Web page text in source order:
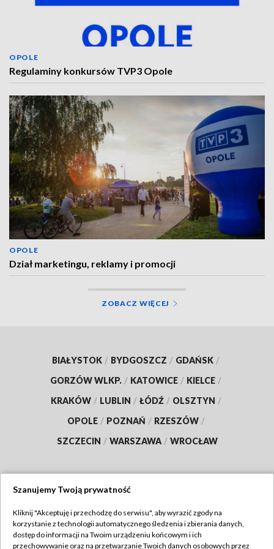
OPOLE
Regulaminy konkursów TVP3 Opole
OPOLE
Dział marketingu, reklamy i promocji
ZOBACZ WIĘCEJ
BIAŁYSTOK / BYDGOSZCZ / GDAŃSK /
GORZÓW WLKP. / KATOWICE / KIELCE /
KRAKÓW / LUBLIN / ŁÓDŹ / OLSZTYN /
OPOLE / POZNAŃ / RZESZÓW /
SZCZECIN / WARSZAWA / WROCŁAW
TVP
Abonament TVP
Szanujemy Twoją prywatność
Kliknij "Akceptuję i przechodzę do serwisu", aby wyrazić zgody na
korzystanie z technologii automatycznego śledzenia i zbierania danych,
dostęp do informacji na Twoim urządzeniu końcowym i ich
przechowywanie oraz na przetwarzanie Twoich danych osobowych przez